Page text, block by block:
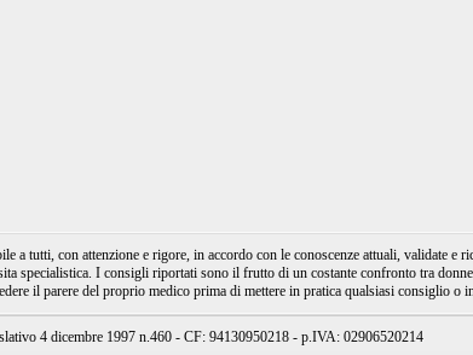
tutti, con attenzione e rigore, in accordo con le conoscenze attuali, validate e
I consigli riportati sono il frutto di un costante confronto tra
il parere del proprio medico prima di mettere in pratica qualsiasi consiglio o
4 dicembre 1997 n.460 - CF: 94130950218 - p.IVA: 02906520214